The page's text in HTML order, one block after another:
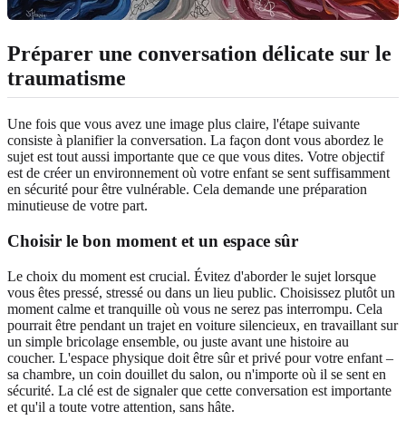
Préparer une conversation délicate sur le
traumatisme
Une fois que vous avez une image plus claire, l'étape suivante
consiste à planifier la conversation. La façon dont vous abordez le
sujet est tout aussi importante que ce que vous dites. Votre objectif
est de créer un environnement où votre enfant se sent suffisamment
en sécurité pour être vulnérable. Cela demande une préparation
minutieuse de votre part.
Choisir le bon moment et un espace sûr
Le choix du moment est crucial. Évitez d'aborder le sujet lorsque
vous êtes pressé, stressé ou dans un lieu public. Choisissez plutôt un
moment calme et tranquille où vous ne serez pas interrompu. Cela
pourrait être pendant un trajet en voiture silencieux, en travaillant sur
un simple bricolage ensemble, ou juste avant une histoire au
coucher. L'espace physique doit être sûr et privé pour votre enfant –
sa chambre, un coin douillet du salon, ou n'importe où il se sent en
sécurité. La clé est de signaler que cette conversation est importante
et qu'il a toute votre attention, sans hâte.